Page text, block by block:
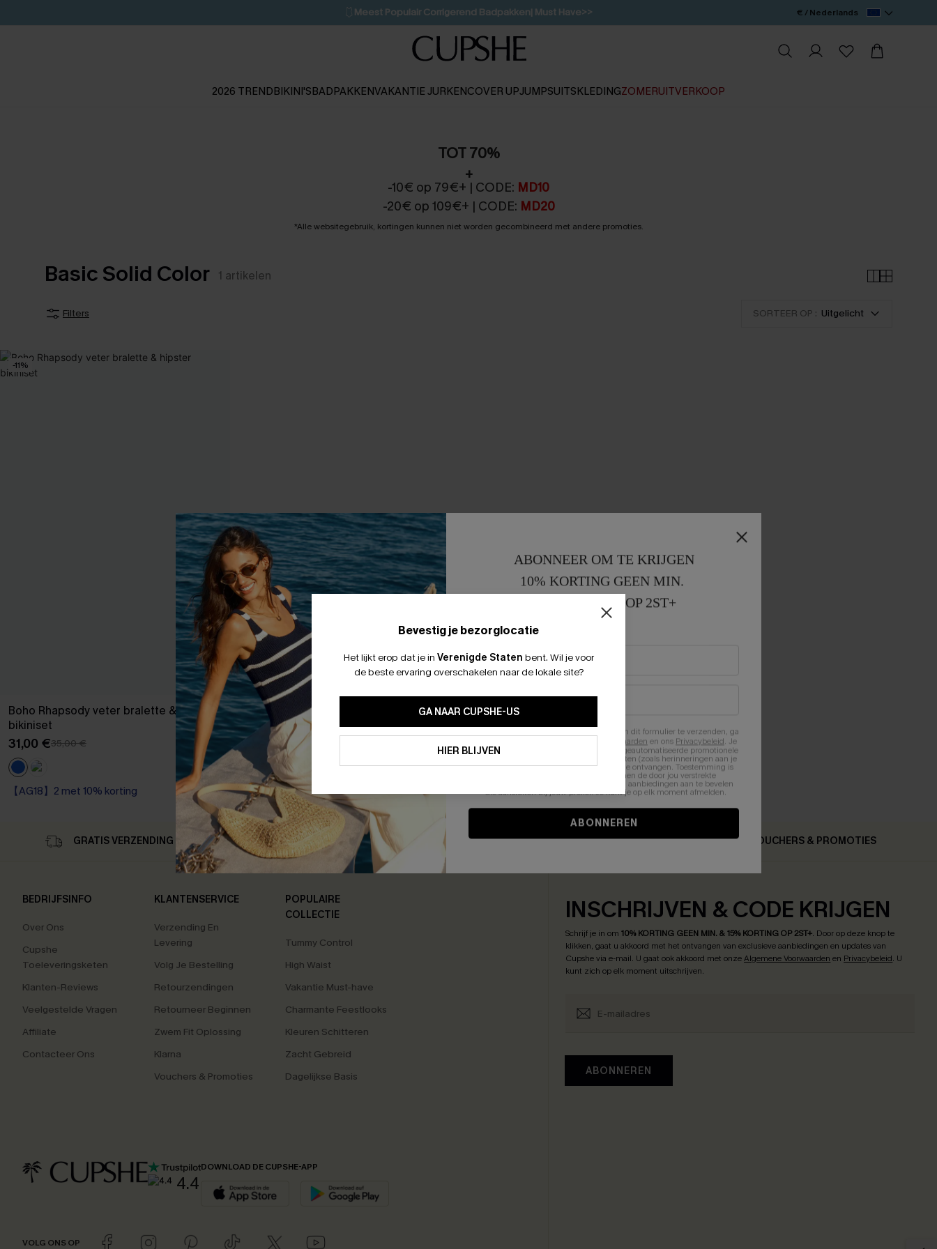
🩱 Meest Populair Corrigerend Badpakken| Must Have>>
💌Abonneer je & ontvang tot 15% korting>>
Koop 3, krijg 15% korting | CODE: SW15
€ / Nederlands
2026 TRENDBIKINI'SBADPAKKENVAKANTIE JURKENCOVER UPJUMPSUITSKLEDINGZOMERUITVERKOOP
TOT 70%
+
-10€ op 79€+ | CODE: MD10
-20€ op 109€+ | CODE: MD20
*Alle websitegebruik, kortingen kunnen niet worden gecombineerd met andere promoties.
Basic Solid Color 1 artikelen
Filters SORTEER OP : Uitgelicht
-11%
Boho Rhapsody veter bralette & hipster
bikiniset
31,00 €35,00 €
【AG18】2 met 10% korting
Bevestig je bezorglocatie
Het lijkt erop dat je in Verenigde Staten bent. Wil je voor
de beste ervaring overschakelen naar de lokale site?
GA NAAR CUPSHE-US
HIER BLIJVEN
GRATIS VERZENDING OP 79,00 € RETOURNEREN BINNEN 30 DAGEN BEVEILIGEN PAYMEMT VOUCHERS & PROMOTIES
BEDRIJFSINFO
Over Ons
Cupshe
Toeleveringsketen
Klanten-Reviews
Veelgestelde Vragen
Affiliate
Contacteer Ons
KLANTENSERVICE
Verzending En
Levering
Volg Je Bestelling
Retourzendingen
Retourneer Beginnen
Zwem Fit Oplossing
Klarna
Vouchers & Promoties
POPULAIRE
COLLECTIE
Tummy Control
High Waist
Vakantie Must-have
Charmante Feestlooks
Kleuren Schitteren
Zacht Gebreid
Dagelijkse Basis
4.4
DOWNLOAD DE CUPSHE-APP
VOLG ONS OP
INSCHRIJVEN & CODE KRIJGEN
Schrijf je in om10% KORTING GEEN MIN. & 15% KORTING OP 2ST+. Door op deze knop te
klikken, gaat u akkoord met het ontvangen van exclusieve aanbiedingen en updates van
Cupshe via e-mail. U gaat ook akkoord met onzeAlgemene Voorwaarden en Privacybeleid. U
kunt zich op elk moment uitschrijven.
ABONNEREN
ABONNEER OM TE KRIJGEN
10% KORTING GEEN MIN.
15% KORTING OP 2ST+
Door je contactgegevens in te vullen en dit formulier te verzenden, ga
Algemene Voorwaarden en ons Privacybeleid. Je
stemt er tevens mee in om herhaalde geautomatiseerde promotionele
en gepersonaliseerde marketingberichten (zoals herinneringen aan je
winkelwagen) en e-mails van Cupshe te ontvangen. Toestemming is
niet vereist voor een aankoop. We kunnen de door jou verstrekte
informatie gebruiken om producten en aanbiedingen aan te bevelen
die aansluiten bij jouw profiel. Je kunt je op elk moment afmelden.
ABONNEREN